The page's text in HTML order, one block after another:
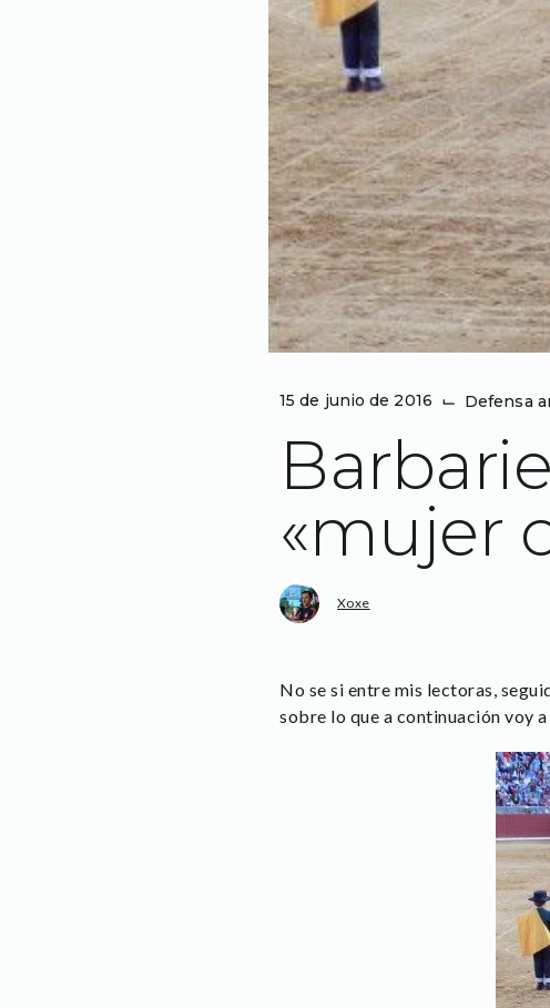
15 de junio de 2016 ⌙ Defensa
«mujer
Xoxe
No se si entre mis lectoras,
sobre lo que a continuación voy